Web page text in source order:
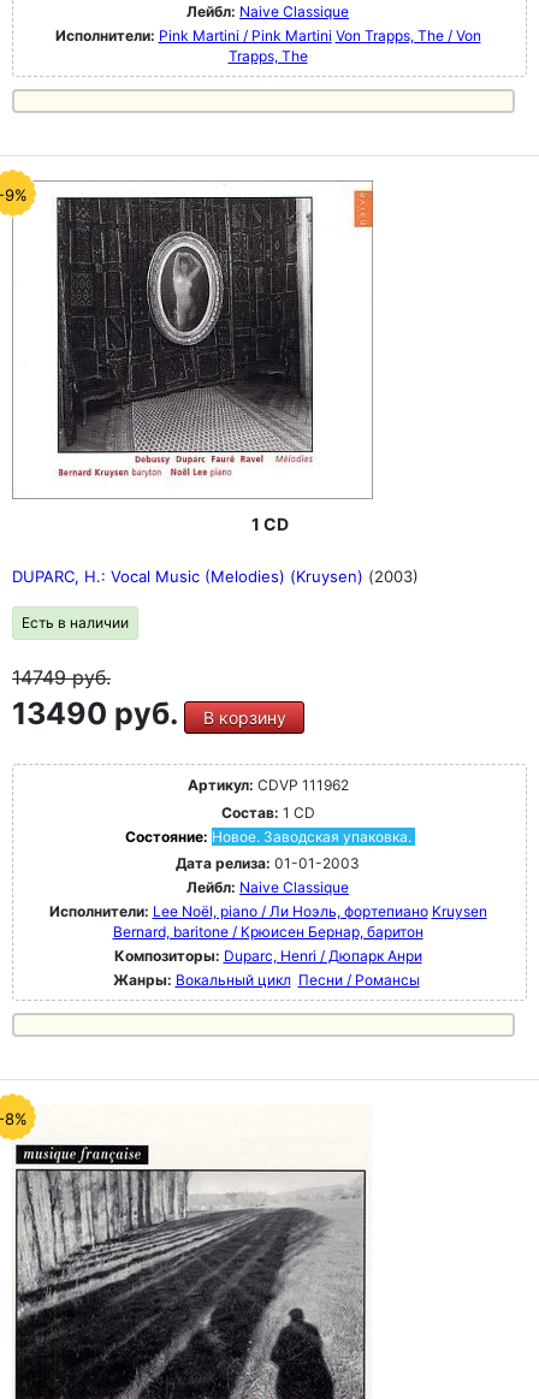
Лейбл: Naive Classique
Исполнители: Pink Martini / Pink Martini Von Trapps, The / Von
Trapps, The
9%
1 CD
DUPARC, H.: Vocal Music (Melodies) (Kruysen) (2003)
Есть в наличии
14749руб.
13490 руб. В корзину
Артикул: CDVP 111962
Состав: 1 CD
Состояние: Новое. Заводская упаковка.
Дата релиза: 01-01-2003
Лейбл: Naive Classique
Исполнители: Lee Noël, piano / Ли Ноэль, фортепиано Kruysen
Bernard, baritone / Крюисен Бернар, баритон
Композиторы: Duparc, Henri / Дюпарк Анри
Жанры: Вокальный цикл Песни / Романсы
8%